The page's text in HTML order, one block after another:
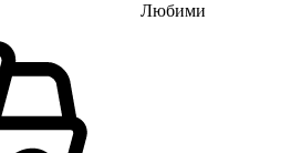
Любими